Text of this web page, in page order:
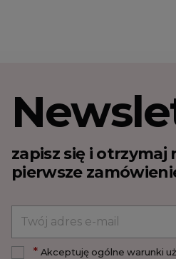
zapisz się i otrzymaj
pierwsze
*Akceptuję ogólne warunki